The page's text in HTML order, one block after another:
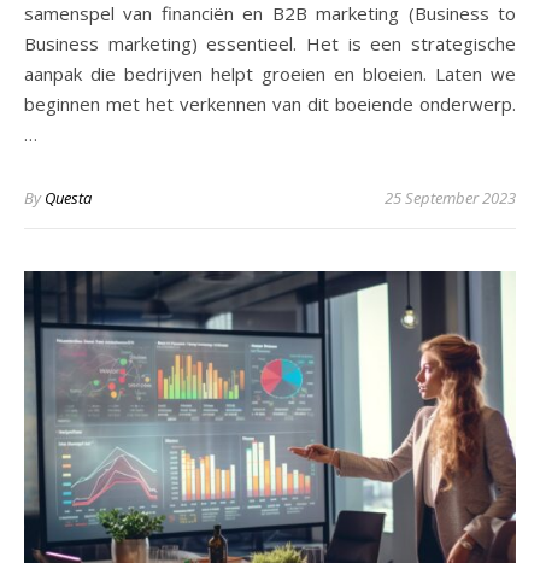
samenspel van financiën en B2B marketing (Business to
Business marketing) essentieel. Het is een strategische
aanpak die bedrijven helpt groeien en bloeien. Laten we
beginnen met het verkennen van dit boeiende onderwerp.
…
ByQuesta 25 September 2023